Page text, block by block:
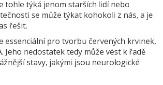
tohle týká jenom starších lidí nebo
se může týkat kohokoli z nás, a je
řešit.
essenciální pro tvorbu červených krvinek,
nedostatek tedy může vést k řadě
stavy, jakými jsou neurologické